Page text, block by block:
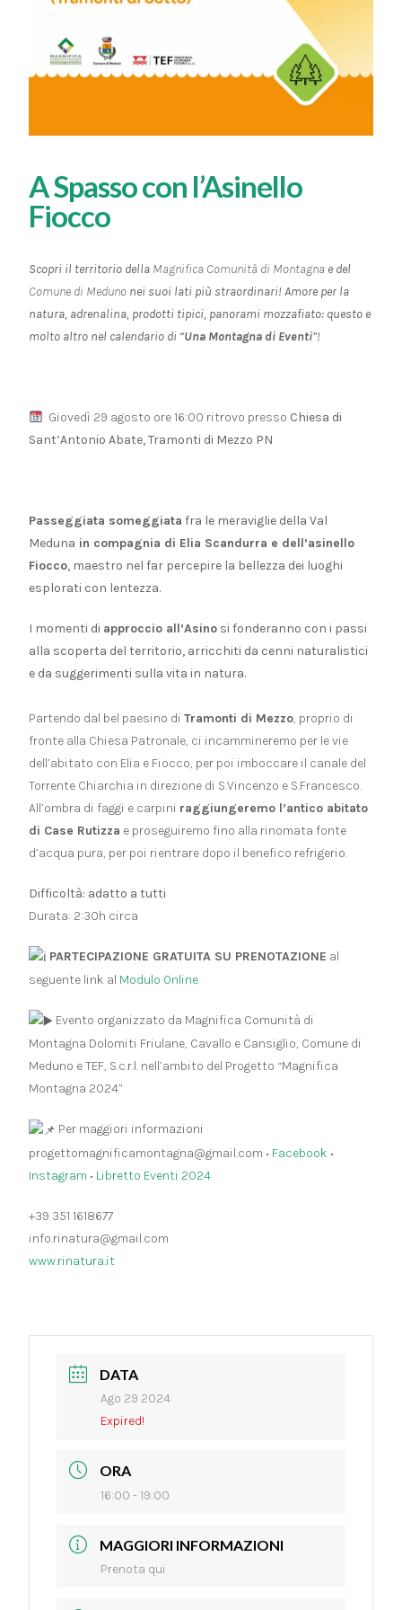
A Spasso con l’Asinello
Fiocco
Scopri il territorio della Magnifica Comunità di Montagna e del
Comune di Meduno nei suoi lati più straordinari! Amore per la
natura, adrenalina, prodotti tipici, panorami mozzafiato: questo e
molto altro nel calendario di “Una Montagna di Eventi”!
Giovedì 29 agosto ore 16:00 ritrovo presso Chiesa di
Sant’Antonio Abate, Tramonti di Mezzo PN
Passeggiata someggiata fra le meraviglie della Val
Meduna in compagnia di Elia Scandurra e dell’asinello
Fiocco, maestro nel far percepire la bellezza dei luoghi
esplorati con lentezza.
I momenti di approccio all’Asino si fonderanno con i passi
alla scoperta del territorio, arricchiti da cenni naturalistici
e da suggerimenti sulla vita in natura.
Partendo dal bel paesino diTramonti di Mezzo, proprio di
fronte alla Chiesa Patronale, ci incammineremo per le vie
dell’abitato con Elia e Fiocco, per poi imboccare il canale del
Torrente Chiarchia in direzione di S.Vincenzo e S.Francesco.
All’ombra di faggi e carpini raggiungeremo l’antico abitato
di Case Rutizza e proseguiremo fino alla rinomata fonte
d’acqua pura, per poi rientrare dopo il benefico refrigerio.
Difficoltà: adatto a tutti
Durata: 2:30h circa
PARTECIPAZIONE GRATUITA SU PRENOTAZIONE al
seguente link al Modulo Online
Evento organizzato da Magnifica Comunità di
Montagna Dolomiti Friulane, Cavallo e Cansiglio, Comune di
Meduno e TEF, S.c.r.l. nell’ambito del Progetto “Magnifica
Montagna 2024”
Per maggiori informazioni
progettomagnificamontagna@gmail.com • Facebook •
Instagram • Libretto Eventi 2024
+39 351 1618677
info.rinatura@gmail.com
www.rinatura.it
DATA
Ago 29 2024
Expired!
ORA
16:00 - 19:00
MAGGIORI INFORMAZIONI
Prenota qui